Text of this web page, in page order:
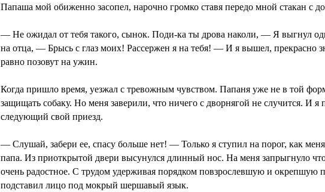
Папаша мой обиженно засопел, нарочно громко ставя передо мной стакан с
— Не ожидал от тебя такого, сынок. Поди-ка ты дрова наколи, — Я выгнул
на отца, — Брысь с глаз моих! Рассержен я на тебя! — И я вышел, прекрасно
равно позовут на ужин.
Когда пришло время, уезжал с тревожным чувством. Папаня уже не в той
защищать собаку. Но меня заверили, что ничего с дворнягой не случится. И
следующий свой приезд.
— Слушай, забери ее, спасу больше нет! — Только я ступил на порог, как
папа. Из приоткрытой двери высунулся длинный нос. На меня запрыгнуло
очень радостное. С трудом удерживая порядком повзрослевшую и окрепшую
подставил лицо под мокрый шершавый язык.